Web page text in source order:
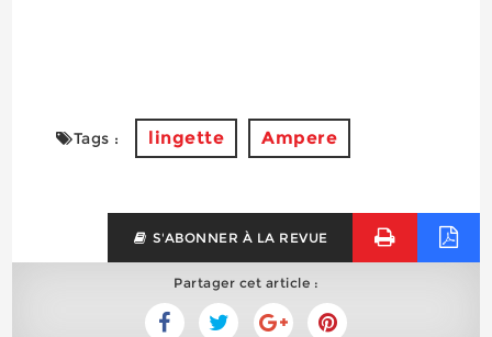
Tags : lingette Ampere
S'ABONNER À LA REVUE
Partager cet article :